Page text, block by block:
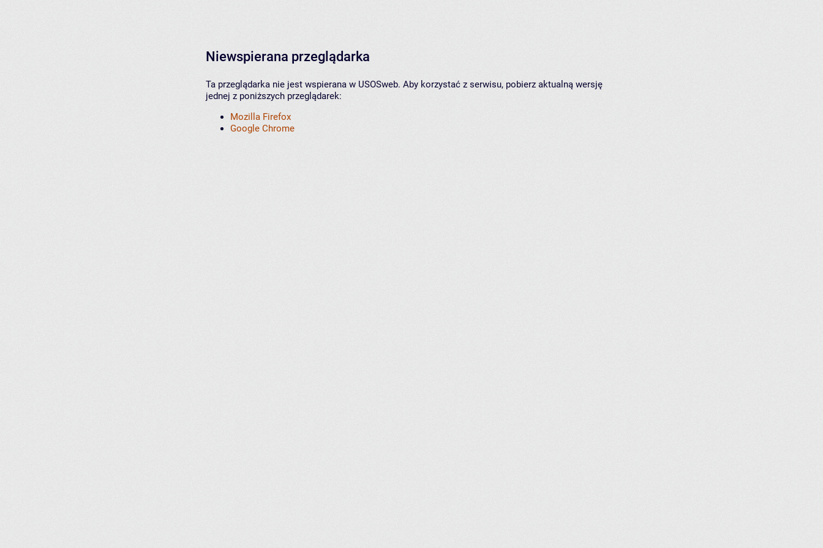
Niewspierana przeglądarka
Ta przeglądarka nie jest wspierana w USOSweb. Aby korzystać z serwisu, pobierz aktualną wersję
jednej z poniższych przeglądarek:
Mozilla Firefox
Google Chrome